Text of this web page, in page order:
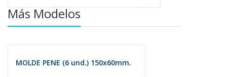
Más Modelos
MOLDE PENE (6 und.) 150x60mm.